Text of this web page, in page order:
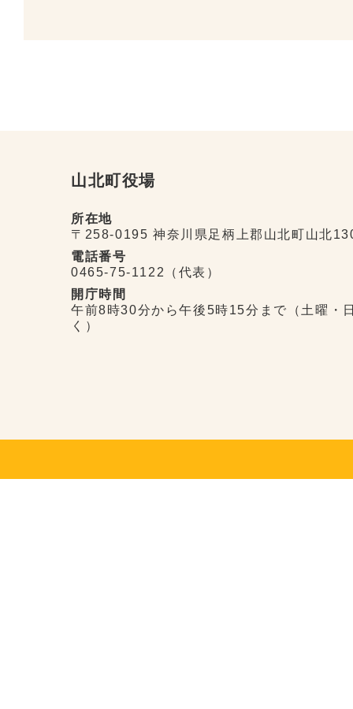
山北町役場
所在地
〒258-0195 神奈川県足柄上郡山北町山北
電話番号
0465-75-1122（代表）
開庁時間
午前8時30分から午後5時15分まで（土曜・
く）